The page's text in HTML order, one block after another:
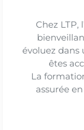
Chez LTP,
évoluez dans
êtes
La
assurée